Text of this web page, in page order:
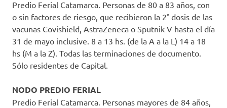
Predio Ferial Catamarca. Personas de 80 a 83 años, con
o sin factores de riesgo, que recibieron la 2° dosis de las
vacunas Covishield, AstraZeneca o Sputnik V hasta el día
31 de mayo inclusive. 8 a 13 hs. (de la A a la L) 14 a 18
hs (M a la Z). Todas las terminaciones de documento.
Sólo residentes de Capital.
NODO PREDIO FERIAL
Predio Ferial Catamarca. Personas mayores de 84 años,